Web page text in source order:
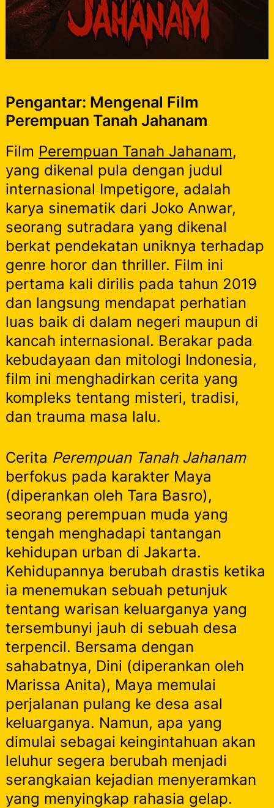
Pengantar: Mengenal Film
Perempuan Tanah Jahanam
Film Perempuan Tanah Jahanam,
yang dikenal pula dengan judul
internasional Impetigore, adalah
karya sinematik dari Joko Anwar,
seorang sutradara yang dikenal
berkat pendekatan uniknya terhadap
genre horor dan thriller. Film ini
pertama kali dirilis pada tahun 2019
dan langsung mendapat perhatian
luas baik di dalam negeri maupun di
kancah internasional. Berakar pada
kebudayaan dan mitologi Indonesia,
film ini menghadirkan cerita yang
kompleks tentang misteri, tradisi,
dan trauma masa lalu.
Cerita Perempuan Tanah Jahanam
berfokus pada karakter Maya
(diperankan oleh Tara Basro),
seorang perempuan muda yang
tengah menghadapi tantangan
kehidupan urban di Jakarta.
Kehidupannya berubah drastis ketika
ia menemukan sebuah petunjuk
tentang warisan keluarganya yang
tersembunyi jauh di sebuah desa
terpencil. Bersama dengan
sahabatnya, Dini (diperankan oleh
Marissa Anita), Maya memulai
perjalanan pulang ke desa asal
keluarganya. Namun, apa yang
dimulai sebagai keingintahuan akan
leluhur segera berubah menjadi
serangkaian kejadian menyeramkan
yang menyingkap rahasia gelap.